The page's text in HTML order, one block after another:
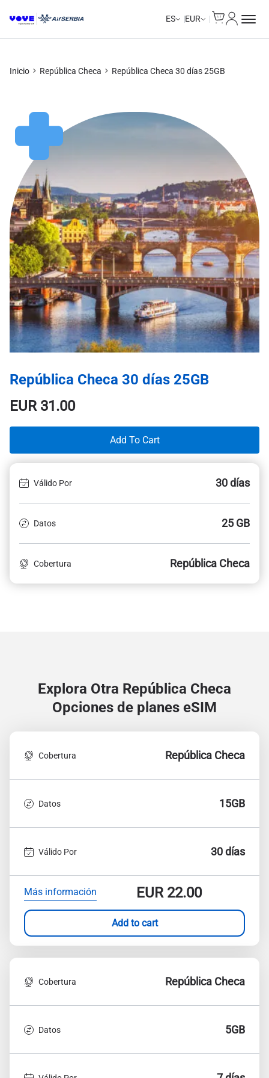
ES EUR
Inicio República Checa República Checa 30 días 25GB
República Checa 30 días 25GB
EUR31.00
Add To Cart
Válido Por 30 días
Datos 25 GB
Cobertura República Checa
Explora Otra República Checa
Opciones de planes eSIM
Cobertura República Checa
Datos 15GB
Válido Por 30 días
Más información EUR22.00
Add to cart
Cobertura República Checa
Datos 5GB